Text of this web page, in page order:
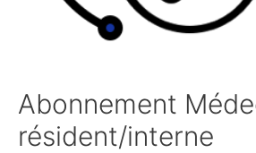
Abonnement
résident/interne